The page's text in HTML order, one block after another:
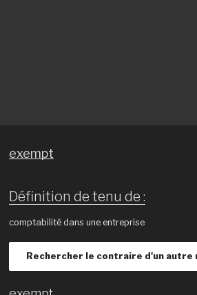
exempt
Définition de tenu de :
comptabilité dans une entreprise
Rechercher le contraire d'un autre